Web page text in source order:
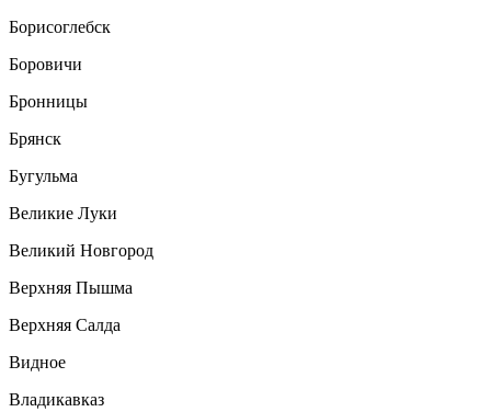
Борисоглебск
Боровичи
Бронницы
Брянск
Бугульма
Великие Луки
Великий Новгород
Верхняя Пышма
Верхняя Салда
Видное
Владикавказ